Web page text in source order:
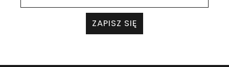
ZAPISZ SIĘ